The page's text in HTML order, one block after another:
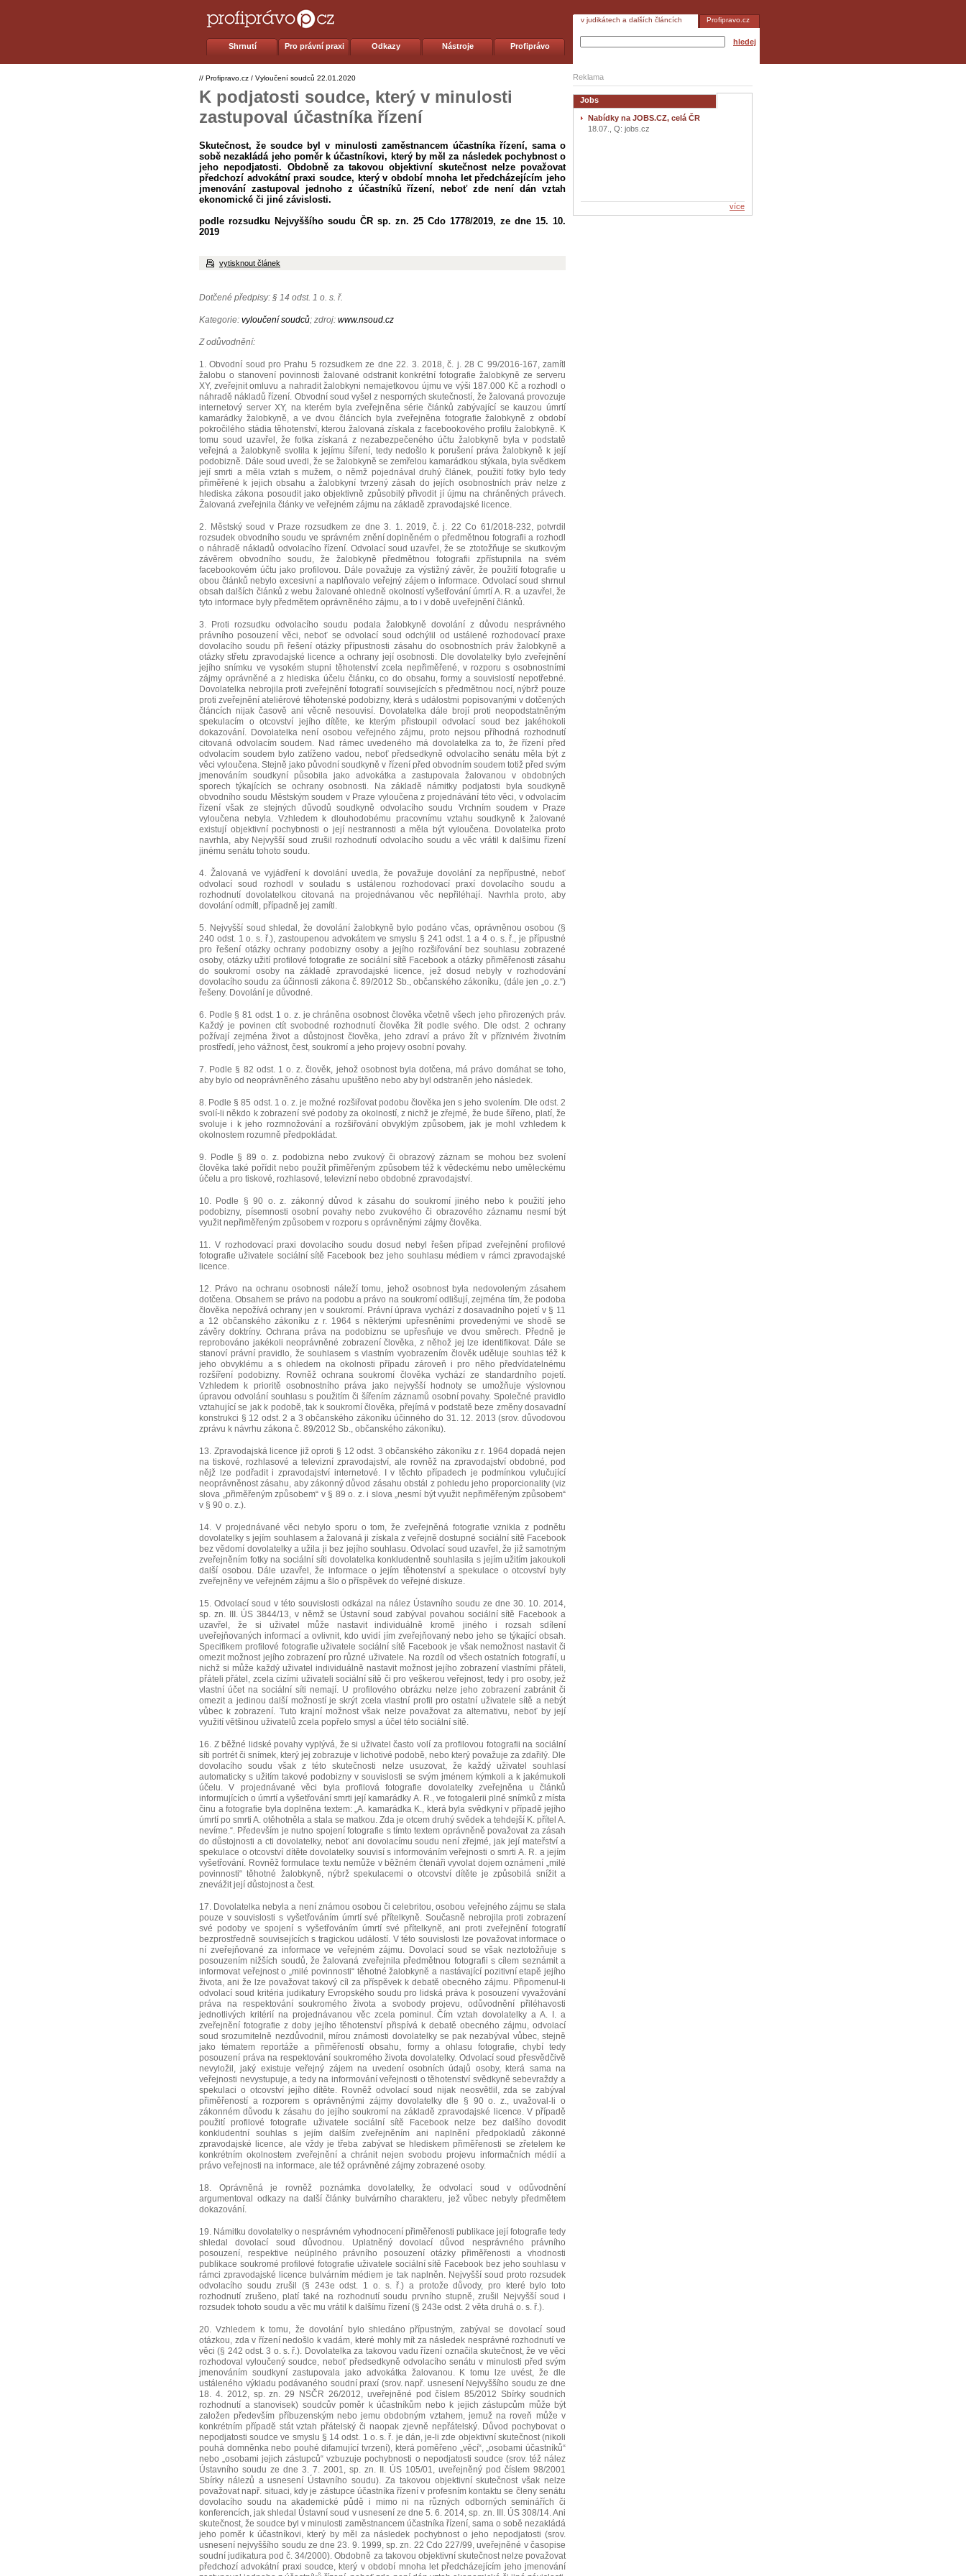
Shrnutí Pro právní praxi Odkazy Nástroje Profiprávo
v judikátech a dalších článcích Profipravo.cz
hledej
// Profipravo.cz / Vyloučení soudců 22.01.2020
K podjatosti soudce, který v minulosti
zastupoval účastníka řízení
Skutečnost, že soudce byl v minulosti zaměstnancem účastníka řízení, sama o
sobě nezakládá jeho poměr k účastníkovi, který by měl za následek pochybnost o
jeho nepodjatosti. Obdobně za takovou objektivní skutečnost nelze považovat
předchozí advokátní praxi soudce, který v období mnoha let předcházejícím jeho
jmenování zastupoval jednoho z účastníků řízení, neboť zde není dán vztah
ekonomické či jiné závislosti.
podle rozsudku Nejvyššího soudu ČR sp. zn. 25 Cdo 1778/2019, ze dne 15. 10.
2019
vytisknout článek
Dotčené předpisy: § 14 odst. 1 o. s. ř.
Kategorie: vyloučení soudců; zdroj: www.nsoud.cz
Z odůvodnění:
1. Obvodní soud pro Prahu 5 rozsudkem ze dne 22. 3. 2018, č. j. 28 C 99/2016-167, zamítl
žalobu o stanovení povinnosti žalované odstranit konkrétní fotografie žalobkyně ze serveru
XY, zveřejnit omluvu a nahradit žalobkyni nemajetkovou újmu ve výši 187.000 Kč a rozhodl o
náhradě nákladů řízení. Obvodní soud vyšel z nesporných skutečností, že žalovaná provozuje
internetový server XY, na kterém byla zveřejněna série článků zabývající se kauzou úmrtí
kamarádky žalobkyně, a ve dvou článcích byla zveřejněna fotografie žalobkyně z období
pokročilého stádia těhotenství, kterou žalovaná získala z facebookového profilu žalobkyně. K
tomu soud uzavřel, že fotka získaná z nezabezpečeného účtu žalobkyně byla v podstatě
veřejná a žalobkyně svolila k jejímu šíření, tedy nedošlo k porušení práva žalobkyně k její
podobizně. Dále soud uvedl, že se žalobkyně se zemřelou kamarádkou stýkala, byla svědkem
její smrti a měla vztah s mužem, o němž pojednával druhý článek, použití fotky bylo tedy
přiměřené k jejich obsahu a žalobkyní tvrzený zásah do jejích osobnostních práv nelze z
hlediska zákona posoudit jako objektivně způsobilý přivodit jí újmu na chráněných právech.
Žalovaná zveřejnila články ve veřejném zájmu na základě zpravodajské licence.
2. Městský soud v Praze rozsudkem ze dne 3. 1. 2019, č. j. 22 Co 61/2018-232, potvrdil
rozsudek obvodního soudu ve správném znění doplněném o předmětnou fotografii a rozhodl
o náhradě nákladů odvolacího řízení. Odvolací soud uzavřel, že se ztotožňuje se skutkovým
závěrem obvodního soudu, že žalobkyně předmětnou fotografii zpřístupnila na svém
facebookovém účtu jako profilovou. Dále považuje za výstižný závěr, že použití fotografie u
obou článků nebylo excesivní a naplňovalo veřejný zájem o informace. Odvolací soud shrnul
obsah dalších článků z webu žalované ohledně okolností vyšetřování úmrtí A. R. a uzavřel, že
tyto informace byly předmětem oprávněného zájmu, a to i v době uveřejnění článků.
3. Proti rozsudku odvolacího soudu podala žalobkyně dovolání z důvodu nesprávného
právního posouzení věci, neboť se odvolací soud odchýlil od ustálené rozhodovací praxe
dovolacího soudu při řešení otázky přípustnosti zásahu do osobnostních práv žalobkyně a
otázky střetu zpravodajské licence a ochrany její osobnosti. Dle dovolatelky bylo zveřejnění
jejího snímku ve vysokém stupni těhotenství zcela nepřiměřené, v rozporu s osobnostními
zájmy oprávněné a z hlediska účelu článku, co do obsahu, formy a souvislostí nepotřebné.
Dovolatelka nebrojila proti zveřejnění fotografií souvisejících s předmětnou nocí, nýbrž pouze
proti zveřejnění ateliérové těhotenské podobizny, která s událostmi popisovanými v dotčených
článcích nijak časově ani věcně nesouvisí. Dovolatelka dále brojí proti neopodstatněným
spekulacím o otcovství jejího dítěte, ke kterým přistoupil odvolací soud bez jakéhokoli
dokazování. Dovolatelka není osobou veřejného zájmu, proto nejsou příhodná rozhodnutí
citovaná odvolacím soudem. Nad rámec uvedeného má dovolatelka za to, že řízení před
odvolacím soudem bylo zatíženo vadou, neboť předsedkyně odvolacího senátu měla být z
věci vyloučena. Stejně jako původní soudkyně v řízení před obvodním soudem totiž před svým
jmenováním soudkyní působila jako advokátka a zastupovala žalovanou v obdobných
sporech týkajících se ochrany osobnosti. Na základě námitky podjatosti byla soudkyně
obvodního soudu Městským soudem v Praze vyloučena z projednávání této věci, v odvolacím
řízení však ze stejných důvodů soudkyně odvolacího soudu Vrchním soudem v Praze
vyloučena nebyla. Vzhledem k dlouhodobému pracovnímu vztahu soudkyně k žalované
existují objektivní pochybnosti o její nestrannosti a měla být vyloučena. Dovolatelka proto
navrhla, aby Nejvyšší soud zrušil rozhodnutí odvolacího soudu a věc vrátil k dalšímu řízení
jinému senátu tohoto soudu.
4. Žalovaná ve vyjádření k dovolání uvedla, že považuje dovolání za nepřípustné, neboť
odvolací soud rozhodl v souladu s ustálenou rozhodovací praxí dovolacího soudu a
rozhodnutí dovolatelkou citovaná na projednávanou věc nepřiléhají. Navrhla proto, aby
dovolání odmítl, případně jej zamítl.
5. Nejvyšší soud shledal, že dovolání žalobkyně bylo podáno včas, oprávněnou osobou (§
240 odst. 1 o. s. ř.), zastoupenou advokátem ve smyslu § 241 odst. 1 a 4 o. s. ř., je přípustné
pro řešení otázky ochrany podobizny osoby a jejího rozšiřování bez souhlasu zobrazené
osoby, otázky užití profilové fotografie ze sociální sítě Facebook a otázky přiměřenosti zásahu
do soukromí osoby na základě zpravodajské licence, jež dosud nebyly v rozhodování
dovolacího soudu za účinnosti zákona č. 89/2012 Sb., občanského zákoníku, (dále jen „o. z.“)
řešeny. Dovolání je důvodné.
6. Podle § 81 odst. 1 o. z. je chráněna osobnost člověka včetně všech jeho přirozených práv.
Každý je povinen ctít svobodné rozhodnutí člověka žít podle svého. Dle odst. 2 ochrany
požívají zejména život a důstojnost člověka, jeho zdraví a právo žít v příznivém životním
prostředí, jeho vážnost, čest, soukromí a jeho projevy osobní povahy.
7. Podle § 82 odst. 1 o. z. člověk, jehož osobnost byla dotčena, má právo domáhat se toho,
aby bylo od neoprávněného zásahu upuštěno nebo aby byl odstraněn jeho následek.
8. Podle § 85 odst. 1 o. z. je možné rozšiřovat podobu člověka jen s jeho svolením. Dle odst. 2
svolí-li někdo k zobrazení své podoby za okolností, z nichž je zřejmé, že bude šířeno, platí, že
svoluje i k jeho rozmnožování a rozšiřování obvyklým způsobem, jak je mohl vzhledem k
okolnostem rozumně předpokládat.
9. Podle § 89 o. z. podobizna nebo zvukový či obrazový záznam se mohou bez svolení
člověka také pořídit nebo použít přiměřeným způsobem též k vědeckému nebo uměleckému
účelu a pro tiskové, rozhlasové, televizní nebo obdobné zpravodajství.
10. Podle § 90 o. z. zákonný důvod k zásahu do soukromí jiného nebo k použití jeho
podobizny, písemnosti osobní povahy nebo zvukového či obrazového záznamu nesmí být
využit nepřiměřeným způsobem v rozporu s oprávněnými zájmy člověka.
11. V rozhodovací praxi dovolacího soudu dosud nebyl řešen případ zveřejnění profilové
fotografie uživatele sociální sítě Facebook bez jeho souhlasu médiem v rámci zpravodajské
licence.
12. Právo na ochranu osobnosti náleží tomu, jehož osobnost byla nedovoleným zásahem
dotčena. Obsahem se právo na podobu a právo na soukromí odlišují, zejména tím, že podoba
člověka nepožívá ochrany jen v soukromí. Právní úprava vychází z dosavadního pojetí v § 11
a 12 občanského zákoníku z r. 1964 s některými upřesněními provedenými ve shodě se
závěry doktríny. Ochrana práva na podobiznu se upřesňuje ve dvou směrech. Předně je
reprobováno jakékoli neoprávněné zobrazení člověka, z něhož jej lze identifikovat. Dále se
stanoví právní pravidlo, že souhlasem s vlastním vyobrazením člověk uděluje souhlas též k
jeho obvyklému a s ohledem na okolnosti případu zároveň i pro něho předvídatelnému
rozšíření podobizny. Rovněž ochrana soukromí člověka vychází ze standardního pojetí.
Vzhledem k prioritě osobnostního práva jako nejvyšší hodnoty se umožňuje výslovnou
úpravou odvolání souhlasu s použitím či šířením záznamů osobní povahy. Společné pravidlo
vztahující se jak k podobě, tak k soukromí člověka, přejímá v podstatě beze změny dosavadní
konstrukci § 12 odst. 2 a 3 občanského zákoníku účinného do 31. 12. 2013 (srov. důvodovou
zprávu k návrhu zákona č. 89/2012 Sb., občanského zákoníku).
13. Zpravodajská licence již oproti § 12 odst. 3 občanského zákoníku z r. 1964 dopadá nejen
na tiskové, rozhlasové a televizní zpravodajství, ale rovněž na zpravodajství obdobné, pod
nějž lze podřadit i zpravodajství internetové. I v těchto případech je podmínkou vylučující
neoprávněnost zásahu, aby zákonný důvod zásahu obstál z pohledu jeho proporcionality (viz
slova „přiměřeným způsobem“ v § 89 o. z. i slova „nesmí být využit nepřiměřeným způsobem“
v § 90 o. z.).
14. V projednávané věci nebylo sporu o tom, že zveřejněná fotografie vznikla z podnětu
dovolatelky s jejím souhlasem a žalovaná ji získala z veřejně dostupné sociální sítě Facebook
bez vědomí dovolatelky a užila ji bez jejího souhlasu. Odvolací soud uzavřel, že již samotným
zveřejněním fotky na sociální síti dovolatelka konkludentně souhlasila s jejím užitím jakoukoli
další osobou. Dále uzavřel, že informace o jejím těhotenství a spekulace o otcovství byly
zveřejněny ve veřejném zájmu a šlo o příspěvek do veřejné diskuze.
15. Odvolací soud v této souvislosti odkázal na nález Ústavního soudu ze dne 30. 10. 2014,
sp. zn. III. ÚS 3844/13, v němž se Ústavní soud zabýval povahou sociální sítě Facebook a
uzavřel, že si uživatel může nastavit individuálně kromě jiného i rozsah sdílení
uveřejňovaných informací a ovlivnit, kdo uvidí jím zveřejňovaný nebo jeho se týkající obsah.
Specifikem profilové fotografie uživatele sociální sítě Facebook je však nemožnost nastavit či
omezit možnost jejího zobrazení pro různé uživatele. Na rozdíl od všech ostatních fotografií, u
nichž si může každý uživatel individuálně nastavit možnost jejího zobrazení vlastními přáteli,
přáteli přátel, zcela cizími uživateli sociální sítě či pro veškerou veřejnost, tedy i pro osoby, jež
vlastní účet na sociální síti nemají. U profilového obrázku nelze jeho zobrazení zabránit či
omezit a jedinou další možností je skrýt zcela vlastní profil pro ostatní uživatele sítě a nebýt
vůbec k zobrazení. Tuto krajní možnost však nelze považovat za alternativu, neboť by její
využití většinou uživatelů zcela popřelo smysl a účel této sociální sítě.
16. Z běžné lidské povahy vyplývá, že si uživatel často volí za profilovou fotografii na sociální
síti portrét či snímek, který jej zobrazuje v lichotivé podobě, nebo který považuje za zdařilý. Dle
dovolacího soudu však z této skutečnosti nelze usuzovat, že každý uživatel souhlasí
automaticky s užitím takové podobizny v souvislosti se svým jménem kýmkoli a k jakémukoli
účelu. V projednávané věci byla profilová fotografie dovolatelky zveřejněna u článků
informujících o úmrtí a vyšetřování smrti její kamarádky A. R., ve fotogalerii plné snímků z místa
činu a fotografie byla doplněna textem: „A. kamarádka K., která byla svědkyní v případě jejího
úmrtí po smrti A. otěhotněla a stala se matkou. Zda je otcem druhý svědek a tehdejší K. přítel A.
nevíme.“. Především je nutno spojení fotografie s tímto textem oprávněně považovat za zásah
do důstojnosti a cti dovolatelky, neboť ani dovolacímu soudu není zřejmé, jak její mateřství a
spekulace o otcovství dítěte dovolatelky souvisí s informováním veřejnosti o smrti A. R. a jejím
vyšetřování. Rovněž formulace textu nemůže v běžném čtenáři vyvolat dojem oznámení „milé
povinnosti“ těhotné žalobkyně, nýbrž spekulacemi o otcovství dítěte je způsobilá snížit a
znevážit její důstojnost a čest.
17. Dovolatelka nebyla a není známou osobou či celebritou, osobou veřejného zájmu se stala
pouze v souvislosti s vyšetřováním úmrtí své přítelkyně. Současně nebrojila proti zobrazení
své podoby ve spojení s vyšetřováním úmrtí své přítelkyně, ani proti zveřejnění fotografií
bezprostředně souvisejících s tragickou událostí. V této souvislosti lze považovat informace o
ní zveřejňované za informace ve veřejném zájmu. Dovolací soud se však neztotožňuje s
posouzením nižších soudů, že žalovaná zveřejnila předmětnou fotografii s cílem seznámit a
informovat veřejnost o „milé povinnosti“ těhotné žalobkyně a nastávající pozitivní etapě jejího
života, ani že lze považovat takový cíl za příspěvek k debatě obecného zájmu. Připomenul-li
odvolací soud kritéria judikatury Evropského soudu pro lidská práva k posouzení vyvažování
práva na respektování soukromého života a svobody projevu, odůvodnění přiléhavosti
jednotlivých kritérií na projednávanou věc zcela pominul. Čím vztah dovolatelky a A. I. a
zveřejnění fotografie z doby jejího těhotenství přispívá k debatě obecného zájmu, odvolací
soud srozumitelně nezdůvodnil, mírou známosti dovolatelky se pak nezabýval vůbec, stejně
jako tématem reportáže a přiměřeností obsahu, formy a ohlasu fotografie, chybí tedy
posouzení práva na respektování soukromého života dovolatelky. Odvolací soud přesvědčivě
nevyložil, jaký existuje veřejný zájem na uvedení osobních údajů osoby, která sama na
veřejnosti nevystupuje, a tedy na informování veřejnosti o těhotenství svědkyně sebevraždy a
spekulaci o otcovství jejího dítěte. Rovněž odvolací soud nijak neosvětlil, zda se zabýval
přiměřeností a rozporem s oprávněnými zájmy dovolatelky dle § 90 o. z., uvažoval-li o
zákonném důvodu k zásahu do jejího soukromí na základě zpravodajské licence. V případě
použití profilové fotografie uživatele sociální sítě Facebook nelze bez dalšího dovodit
konkludentní souhlas s jejím dalším zveřejněním ani naplnění předpokladů zákonné
zpravodajské licence, ale vždy je třeba zabývat se hlediskem přiměřenosti se zřetelem ke
konkrétním okolnostem zveřejnění a chránit nejen svobodu projevu informačních médií a
právo veřejnosti na informace, ale též oprávněné zájmy zobrazené osoby.
18. Oprávněná je rovněž poznámka dovolatelky, že odvolací soud v odůvodnění
argumentoval odkazy na další články bulvárního charakteru, jež vůbec nebyly předmětem
dokazování.
19. Námitku dovolatelky o nesprávném vyhodnocení přiměřenosti publikace její fotografie tedy
shledal dovolací soud důvodnou. Uplatněný dovolací důvod nesprávného právního
posouzení, respektive neúplného právního posouzení otázky přiměřenosti a vhodnosti
publikace soukromé profilové fotografie uživatele sociální sítě Facebook bez jeho souhlasu v
rámci zpravodajské licence bulvárním médiem je tak naplněn. Nejvyšší soud proto rozsudek
odvolacího soudu zrušil (§ 243e odst. 1 o. s. ř.) a protože důvody, pro které bylo toto
rozhodnutí zrušeno, platí také na rozhodnutí soudu prvního stupně, zrušil Nejvyšší soud i
rozsudek tohoto soudu a věc mu vrátil k dalšímu řízení (§ 243e odst. 2 věta druhá o. s. ř.).
20. Vzhledem k tomu, že dovolání bylo shledáno přípustným, zabýval se dovolací soud
otázkou, zda v řízení nedošlo k vadám, které mohly mít za následek nesprávné rozhodnutí ve
věci (§ 242 odst. 3 o. s. ř.). Dovolatelka za takovou vadu řízení označila skutečnost, že ve věci
rozhodoval vyloučený soudce, neboť předsedkyně odvolacího senátu v minulosti před svým
jmenováním soudkyní zastupovala jako advokátka žalovanou. K tomu lze uvést, že dle
ustáleného výkladu podávaného soudní praxí (srov. např. usnesení Nejvyššího soudu ze dne
18. 4. 2012, sp. zn. 29 NSČR 26/2012, uveřejněné pod číslem 85/2012 Sbírky soudních
rozhodnutí a stanovisek) soudcův poměr k účastníkům nebo k jejich zástupcům může být
založen především příbuzenským nebo jemu obdobným vztahem, jemuž na roveň může v
konkrétním případě stát vztah přátelský či naopak zjevně nepřátelský. Důvod pochybovat o
nepodjatosti soudce ve smyslu § 14 odst. 1 o. s. ř. je dán, je-li zde objektivní skutečnost (nikoli
pouhá domněnka nebo pouhé difamující tvrzení), která poměřeno „věcí“, „osobami účastníků“
nebo „osobami jejich zástupců“ vzbuzuje pochybnosti o nepodjatosti soudce (srov. též nález
Ústavního soudu ze dne 3. 7. 2001, sp. zn. II. ÚS 105/01, uveřejněný pod číslem 98/2001
Sbírky nálezů a usnesení Ústavního soudu). Za takovou objektivní skutečnost však nelze
považovat např. situaci, kdy je zástupce účastníka řízení v profesním kontaktu se členy senátu
dovolacího soudu na akademické půdě i mimo ni na různých odborných seminářích či
konferencích, jak shledal Ústavní soud v usnesení ze dne 5. 6. 2014, sp. zn. III. ÚS 308/14. Ani
skutečnost, že soudce byl v minulosti zaměstnancem účastníka řízení, sama o sobě nezakládá
jeho poměr k účastníkovi, který by měl za následek pochybnost o jeho nepodjatosti (srov.
usnesení nejvyššího soudu ze dne 23. 9. 1999, sp. zn. 22 Cdo 227/99, uveřejněné v časopise
soudní judikatura pod č. 34/2000). Obdobně za takovou objektivní skutečnost nelze považovat
předchozí advokátní praxi soudce, který v období mnoha let předcházejícím jeho jmenování
Reklama
Jobs
Nabídky na JOBS.CZ, celá ČR
18.07., Q: jobs.cz
více